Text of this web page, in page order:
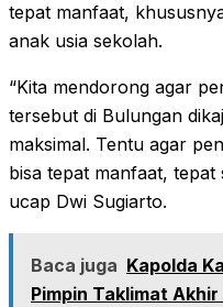
tepat manfaat,
anak usia sekolah.
“Kita mendorong agar
tersebut di Bulungan
maksimal. Tentu agar
bisa tepat manfaat, tepat
ucap Dwi Sugiarto.
Baca juga Kapolda
Pimpin Taklimat